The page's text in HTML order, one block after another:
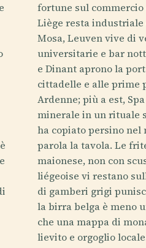
fortune sul
Liège resta
Mosa, Leuven vive di
universitarie e bar
e Dinant aprono la
cittadelle e alle prime
Ardenne; più a est,
minerale in un rituale
ha copiato persino nel
parola la tavola. Le
maionese, non con
liégeoise vi restano
di gamberi grigi
la birra belga è meno
che una mappa di
lievito e orgoglio